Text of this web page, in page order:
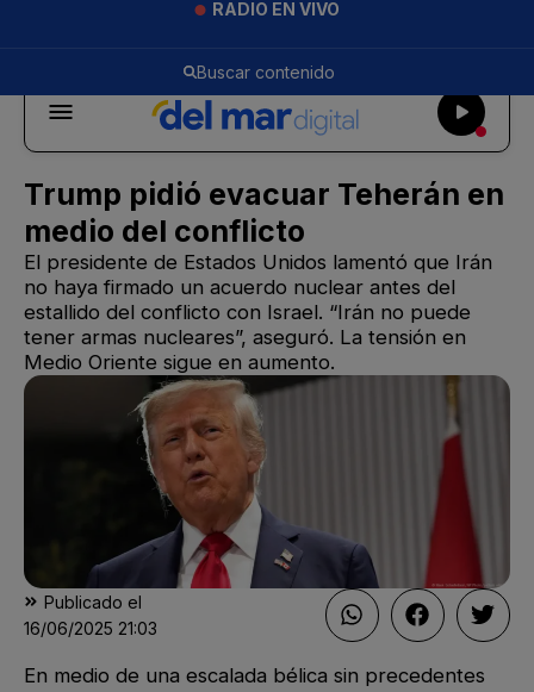
RADIO EN VIVO
Trump pidió evacuar Teherán en
medio del conflicto
El presidente de Estados Unidos lamentó que Irán
no haya firmado un acuerdo nuclear antes del
estallido del conflicto con Israel. “Irán no puede
tener armas nucleares”, aseguró. La tensión en
Medio Oriente sigue en aumento.
Publicado el
16/06/2025 21:03
En medio de una escalada bélica sin precedentes